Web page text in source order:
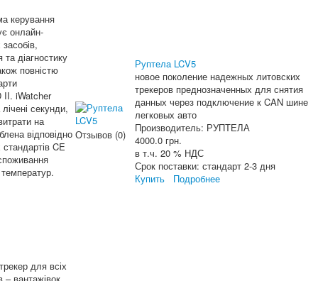
керування
онлайн-
та діагностику
повністю
II. iWatcher
секунди,
на
відповідно
CE
Отзывов (0)
Руптела LCV5
новое поколение надежных литовских
трекеров преднозначенных для снятия
данных через подключение к CAN шине
легковых авто
Производитель: РУПТЕЛА
4000.0 грн.
в т.ч. 20 % НДС
Срок поставки: стандарт 2-3 дня
Купить
Подробнее
для всіх